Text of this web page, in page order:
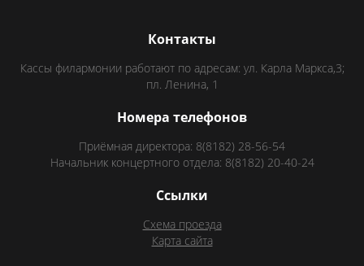
Контакты
Кассы филармонии работают по адресам: ул. Карла Маркса,3;
пл. Ленина, 1
Номера телефонов
Приёмная директора: 8(8182) 28-56-54
Начальник концертного отдела: 8(8182) 20-40-24
Ссылки
Схема проезда
Карта сайта